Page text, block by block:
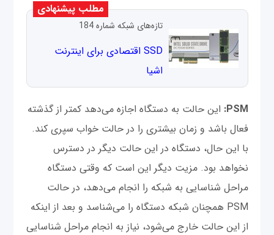
مطلب پیشنهادی
تازه‌های شبکه شماره 184
SSD اقتصادی برای اینترنت
اشیا
PSM: این حالت به دستگاه اجازه می‌دهد کمتر از گذشته
فعال باشد و زمان بیشتری را در حالت خواب سپری کند.
با این حال، دستگاه در این حالت دیگر در دسترس
نخواهد بود. مزیت دیگر این است که وقتی دستگاه
مراحل شناسایی به شبکه را انجام می‌دهد، در حالت
PSM همچنان شبکه دستگاه را می‌شناسد و بعد از اینکه
از این حالت خارج می‌شود، نیاز به انجام مراحل شناسایی